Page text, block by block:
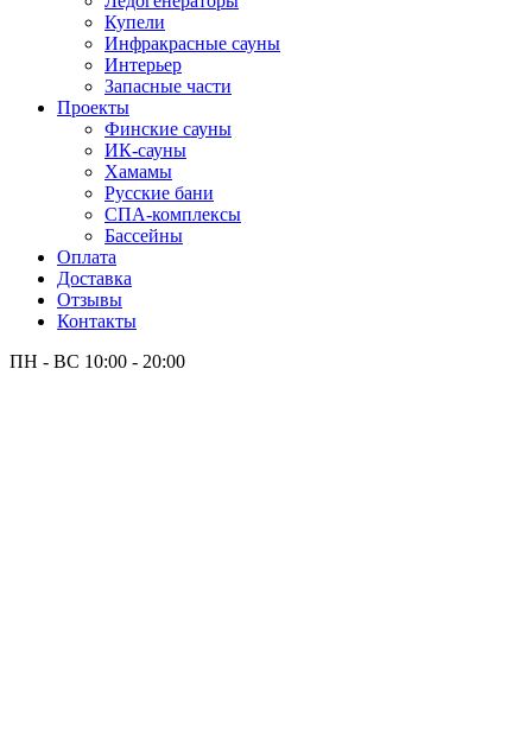
Купели
Инфракрасные сауны
Интерьер
Запасные части
Проекты
Финские сауны
ИК-сауны
Хамамы
Русские бани
СПА-комплексы
Бассейны
Оплата
Доставка
Отзывы
Контакты
ПН - ВС 10:00 - 20:00